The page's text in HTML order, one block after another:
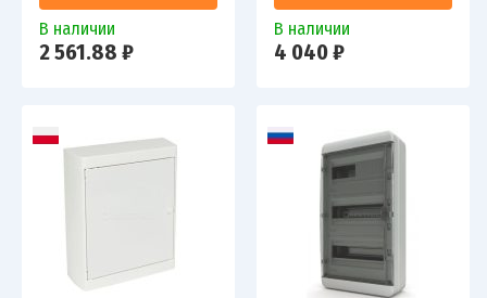
В наличии
2 561.88 ₽
В наличии
4 040 ₽